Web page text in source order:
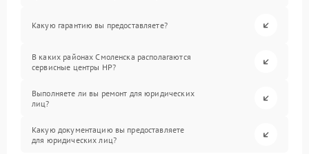
Какую гарантию вы предоставляете?
В каких районах Смоленска располагаются
сервисные центры HP?
Выполняете ли вы ремонт для юридических
лиц?
Какую документацию вы предоставляете
для юридических лиц?